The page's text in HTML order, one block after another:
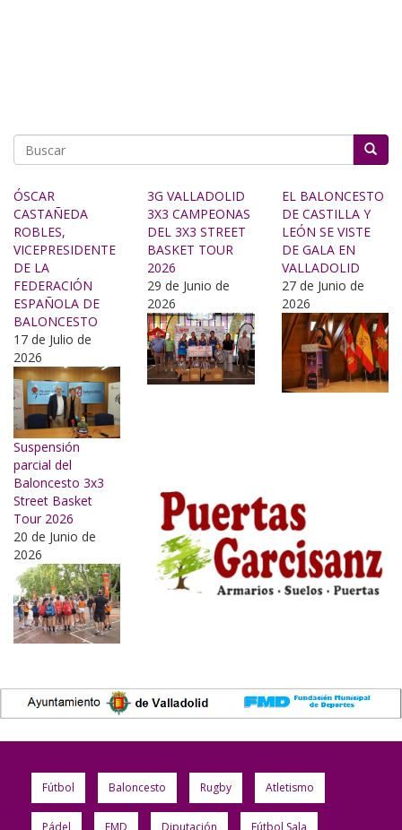
ÓSCAR
CASTAÑEDA
ROBLES,
VICEPRESIDENTE
DE LA
FEDERACIÓN
ESPAÑOLA DE
BALONCESTO
17 de Julio de
2026
3G VALLADOLID
3X3 CAMPEONAS
DEL 3X3 STREET
BASKET TOUR
2026
29 de Junio de
2026
EL BALONCESTO
DE CASTILLA Y
LEÓN SE VISTE
DE GALA EN
VALLADOLID
27 de Junio de
2026
Suspensión
parcial del
Baloncesto 3x3
Street Basket
Tour 2026
20 de Junio de
2026
Fútbol Baloncesto Rugby Atletismo